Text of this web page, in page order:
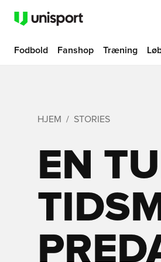
Fodbold Fanshop Træning
HJEM STORIES
EN